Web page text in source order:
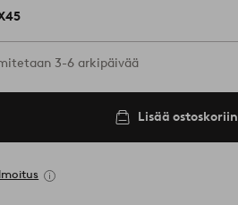
3-6 arkipäivää
Lisää ostoskoriin